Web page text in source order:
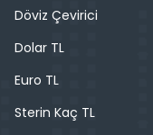
Döviz Çevirici
Dolar TL
Euro TL
Sterin Kaç TL